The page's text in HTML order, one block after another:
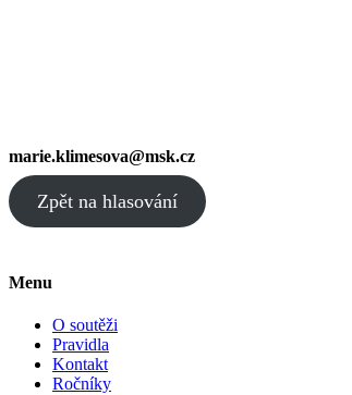
marie.klimesova@msk.cz
Zpět na hlasování
Menu
O soutěži
Pravidla
Kontakt
Ročníky